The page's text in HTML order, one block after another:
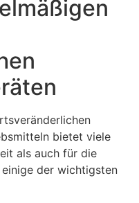
bietet viele
als auch für die
der wichtigsten